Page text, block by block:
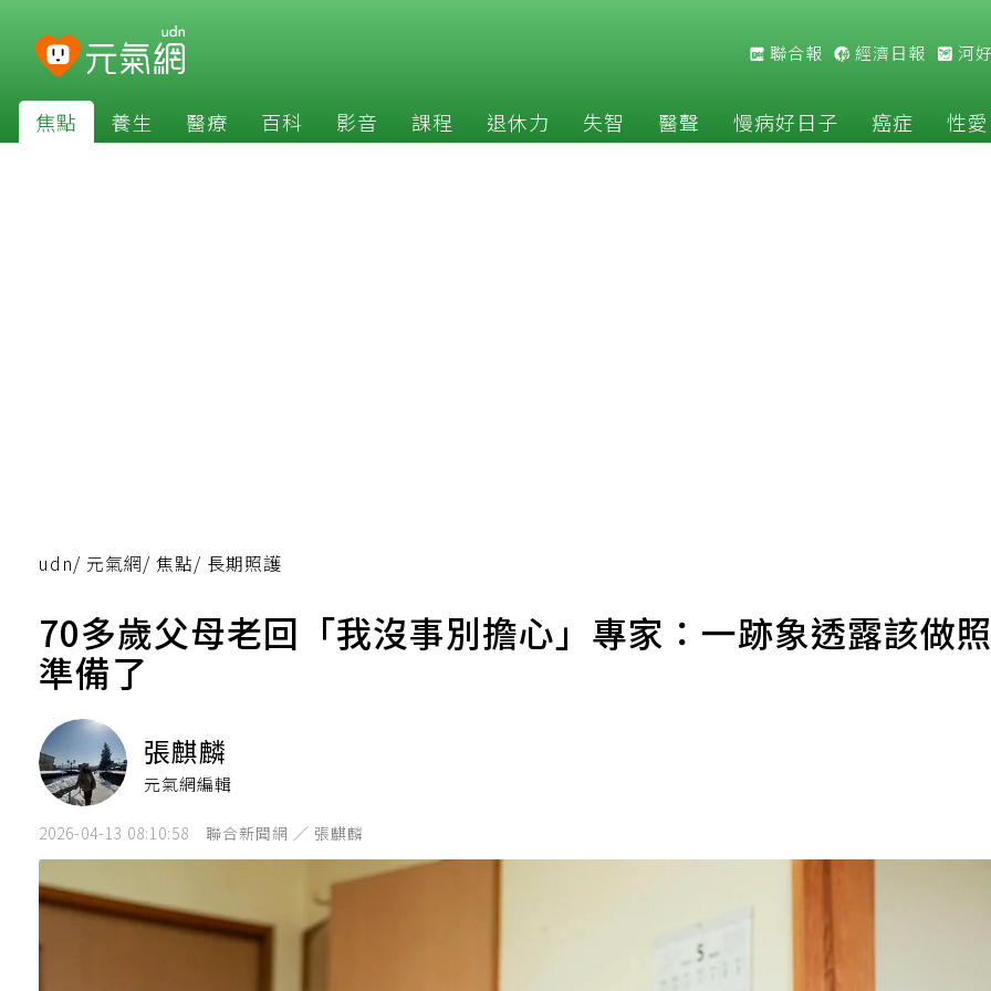
聯合報 經濟日報 河
焦點 養生 醫療 百科 影音 課程 退休力 失智 醫聲 慢病好日子 癌症 性愛
udn/ 元氣網/ 焦點/ 長期照護
70多歲父母老回「我沒事別擔心」專家：一跡象透露該做
準備了
張麒麟
元氣網編輯
2026-04-13 08:10:58 聯合新聞網 ／ 張麒麟